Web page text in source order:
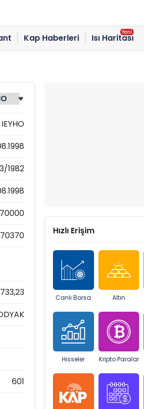
Kap Haberleri Isı Haritası
IEYHO
1982
601
Hızlı Erişim
Canlı Borsa Altın
Hisseler Kripto Paralar